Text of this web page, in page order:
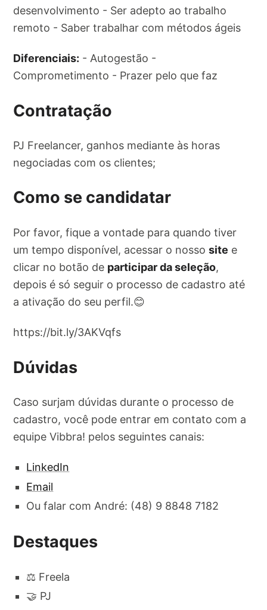
desenvolvimento - Ser adepto ao trabalho
remoto - Saber trabalhar com métodos ágeis
Diferenciais: - Autogestão -
Comprometimento - Prazer pelo que faz
Contratação
PJ Freelancer, ganhos mediante às horas
negociadas com os clientes;
Como se candidatar
Por favor, fique a vontade para quando tiver
um tempo disponível, acessar o nossosite e
clicar no botão de participar da seleção,
depois é só seguir o processo de cadastro até
a ativação do seu perfil.😊
https://bit.ly/3AKVqfs
Dúvidas
Caso surjam dúvidas durante o processo de
cadastro, você pode entrar em contato com a
equipe Vibbra! pelos seguintes canais:
LinkedIn
Email
Ou falar com André: (48) 9 8848 7182
Destaques
⚖️ Freela
🤝 PJ